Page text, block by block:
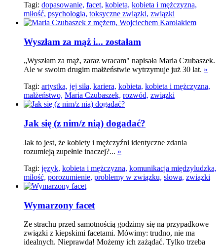
Tagi: dopasowanie, facet, kobieta, kobieta i mężczyzna,
miłość, psychologia, toksyczne związki, związki
Wyszłam za mąż i... zostałam
„Wyszłam za mąż, zaraz wracam" napisała Maria Czubaszek.
Ale w swoim drugim małżeństwie wytrzymuje już 30 lat. »
Tagi: artystka, jej siła, kariera, kobieta, kobieta i mężczyzna,
małżeństwo, Maria Czubaszek, rozwód, związki
Jak się (z nim/z nią) dogadać?
Jak to jest, że kobiety i mężczyźni identyczne zdania
rozumieją zupełnie inaczej?... »
Tagi: język, kobieta i mężczyzna, komunikacja międzyludzka,
miłość, porozumienie, problemy w związku, słowa, związki
Wymarzony facet
Ze strachu przed samotnością godzimy się na przypadkowe
związki z kiepskimi facetami. Mówimy: trudno, nie ma
idealnych. Nieprawda! Możemy ich zażądać. Tylko trzeba